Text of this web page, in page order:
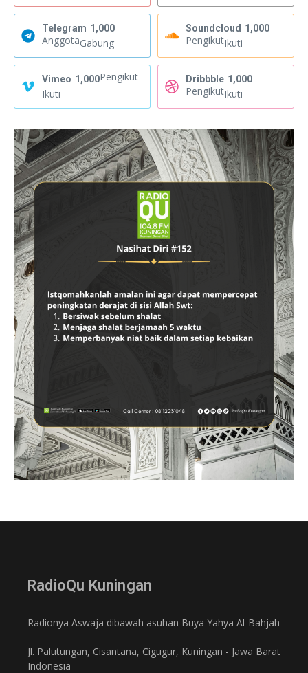
Telegram 1,000
AnggotaGabung
Soundcloud 1,000
PengikutIkuti
Vimeo 1,000Pengikut
Ikuti
Dribbble 1,000
PengikutIkuti
RadioQu Kuningan
Radionya Aswaja dibawah asuhan Buya Yahya Al-Bahjah
Jl. Palutungan, Cisantana, Cigugur, Kuningan - Jawa Barat
Indonesia